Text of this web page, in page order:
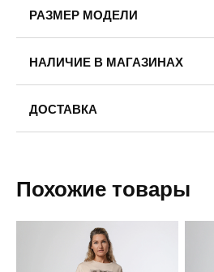
РАЗМЕР МОДЕЛИ
Обхват груди: 78
Обхват талии: 58
Обхват бедер: 88
На модели размер одежды: 42
НАЛИЧИЕ В МАГАЗИНАХ
ДОСТАВКА
Пермь — бесплатно
Доставка в другие города
Похожие товары